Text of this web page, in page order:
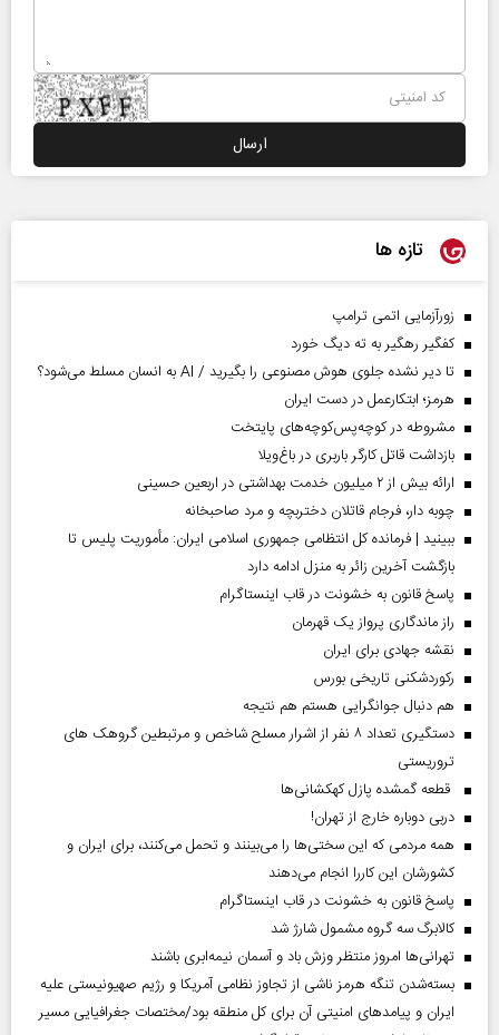
تازه ها
زورآزمایی اتمی ترامپ
کفگیر رهگیر به ته دیگ خورد
تا دیر نشده جلوی هوش مصنوعی را بگیرید / AI به انسان مسلط می‌شود؟
هرمز؛ ابتکارعمل در دست ایران
مشروطه در کوچه‌پس‌کوچه‌های پایتخت
بازداشت قاتل کارگر باربری در باغ‌ویلا
ارائه بیش از ۲ میلیون خدمت بهداشتی در اربعین حسینی
چوبه دار، فرجام قاتلان دختربچه و مرد صاحبخانه
ببینید | فرمانده کل انتظامی جمهوری اسلامی ایران­: مأموریت پلیس تا
بازگشت آخرین زائر به منزل ادامه دارد
پاسخ قانون به خشونت در قاب اینستاگرام
راز ماندگاری پرواز یک قهرمان
نقشه جهادی برای ایران
رکوردشکنی تاریخی بورس
هم دنبال جوانگرایی هستم هم نتیجه
دستگیری تعداد ۸ نفر از اشرار مسلح شاخص و مرتبطین گروهک های
تروریستی
قطعه گمشده پازل کهکشانی‌ها
دربی دوباره خارج از تهران!
همه مردمی که این سختی‌ها را می‌بینند و تحمل می‌کنند، برای ایران و
کشورشان این کاررا انجام می‌دهند
پاسخ قانون به خشونت در قاب اینستاگرام
کالابرگ سه گروه مشمول شارژ شد
تهرانی‌ها امروز منتظر وزش باد و آسمان نیمه‌ابری باشند
بسته‌شدن تنگه هرمز ناشی از تجاوز نظامی آمریکا و رژیم صهیونیستی علیه
ایران و پیامد‌های امنیتی آن برای کل منطقه بود/مختصات جغرافیایی مسیر